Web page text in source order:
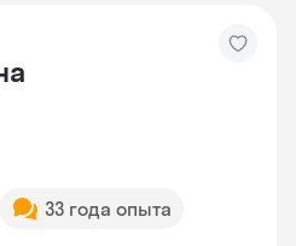
33 года опыта